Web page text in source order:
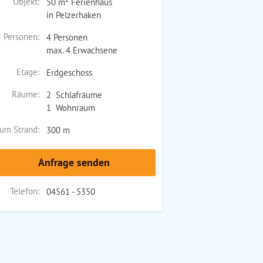
in Pelzerhaken
Personen:
4 Personen
max. 4 Erwachsene
Etage:
Erdgeschoss
Räume:
2 Schlafräume
1 Wohnraum
Strand:
300 m
Anfrage senden
Telefon: 04561 - 5350